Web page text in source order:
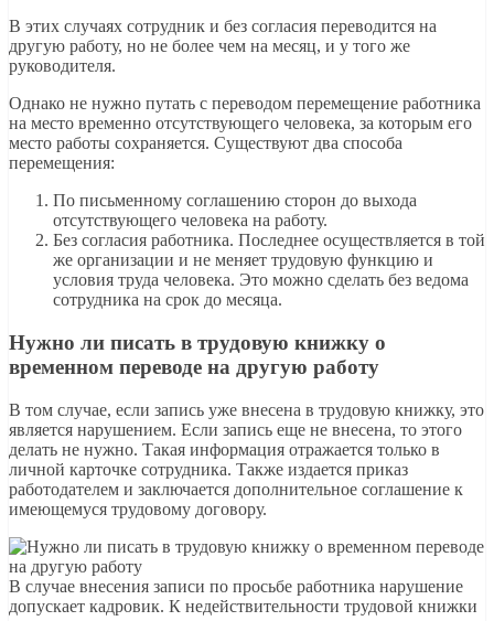
В этих случаях сотрудник и без согласия переводится на
другую работу, но не более чем на месяц, и у того же
руководителя.
Однако не нужно путать с переводом перемещение работника
на место временно отсутствующего человека, за которым его
место работы сохраняется. Существуют два способа
перемещения:
По письменному соглашению сторон до выхода
отсутствующего человека на работу.
Без согласия работника. Последнее осуществляется в той
же организации и не меняет трудовую функцию и
условия труда человека. Это можно сделать без ведома
сотрудника на срок до месяца.
Нужно ли писать в трудовую книжку о
временном переводе на другую работу
В том случае, если запись уже внесена в трудовую книжку, это
является нарушением. Если запись еще не внесена, то этого
делать не нужно. Такая информация отражается только в
личной карточке сотрудника. Также издается приказ
работодателем и заключается дополнительное соглашение к
имеющемуся трудовому договору.
В случае внесения записи по просьбе работника нарушение
допускает кадровик. К недействительности трудовой книжки